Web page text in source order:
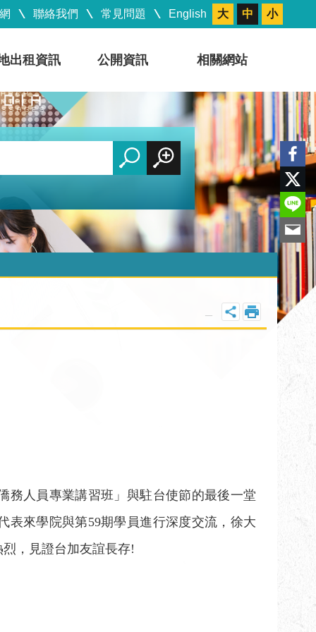
聯絡我們 常見問題 English 大 中 小
出租資訊 公開資訊 相關網站
務人員專業講習班」與駐台使節的最後一堂
表來學院與第59期學員進行深度交流，徐大
，見證台加友誼長存!